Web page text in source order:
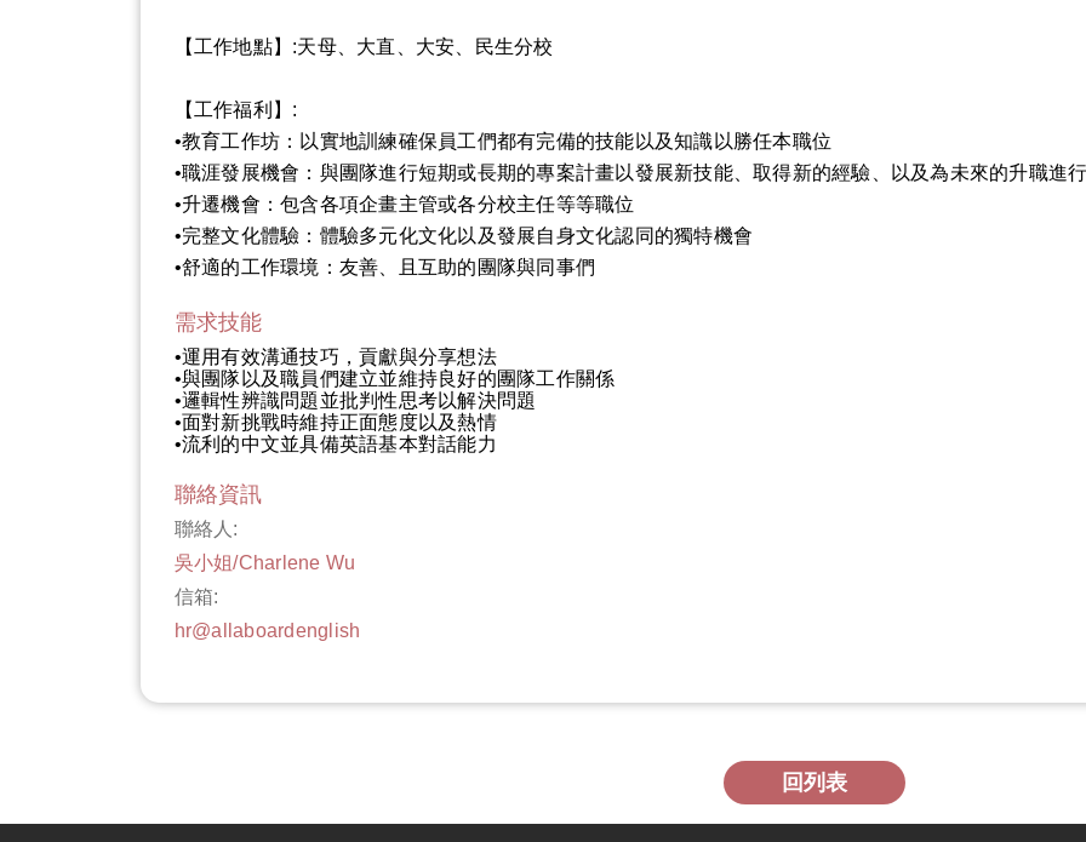
【工作地點】:天母、大直、大安、民生分校
【工作福利】:
•教育工作坊：以實地訓練確保員工們都有完備的技能以及知識以勝任本職位
•職涯發展機會：與團隊進行短期或長期的專案計畫以發展新技能、取得新的經驗、以及為未來的升職進
•升遷機會：包含各項企畫主管或各分校主任等等職位
•完整文化體驗：體驗多元化文化以及發展自身文化認同的獨特機會
•舒適的工作環境：友善、且互助的團隊與同事們
需求技能
•運用有效溝通技巧，貢獻與分享想法
•與團隊以及職員們建立並維持良好的團隊工作關係
•邏輯性辨識問題並批判性思考以解決問題
•面對新挑戰時維持正面態度以及熱情
•流利的中文並具備英語基本對話能力
聯絡資訊
聯絡人:
吳小姐/Charlene Wu
信箱:
hr@allaboardenglish
回列表